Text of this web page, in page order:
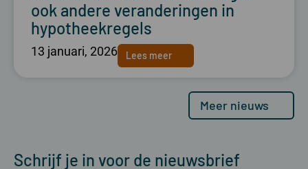
ook andere veranderingen in
hypotheekregels
13 januari, 2026 Lees meer
Meer nieuws
Schrijf je in voor de nieuwsbrief